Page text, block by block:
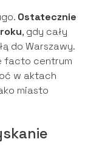
Ostatecznie
, gdy cały
do Warszawy.
facto centrum
w aktach
miasto